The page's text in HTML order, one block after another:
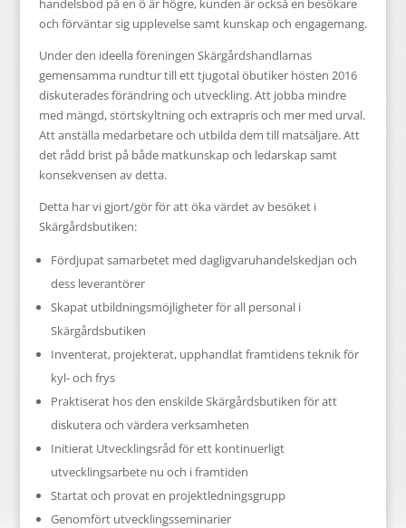
handelsbod på en ö är högre, kunden är också en besökare
och förväntar sig upplevelse samt kunskap och engagemang.
Under den ideella föreningen Skärgårdshandlarnas
gemensamma rundtur till ett tjugotal öbutiker hösten 2016
diskuterades förändring och utveckling. Att jobba mindre
med mängd, störtskyltning och extrapris och mer med urval.
Att anställa medarbetare och utbilda dem till matsäljare. Att
det rådd brist på både matkunskap och ledarskap samt
konsekvensen av detta.
Detta har vi gjort/gör för att öka värdet av besöket i
Skärgårdsbutiken:
Fördjupat samarbetet med dagligvaruhandelskedjan och
dess leverantörer
Skapat utbildningsmöjligheter för all personal i
Skärgårdsbutiken
Inventerat, projekterat, upphandlat framtidens teknik för
kyl- och frys
Praktiserat hos den enskilde Skärgårdsbutiken för att
diskutera och värdera verksamheten
Initierat Utvecklingsråd för ett kontinuerligt
utvecklingsarbete nu och i framtiden
Startat och provat en projektledningsgrupp
Genomfört utvecklingsseminarier